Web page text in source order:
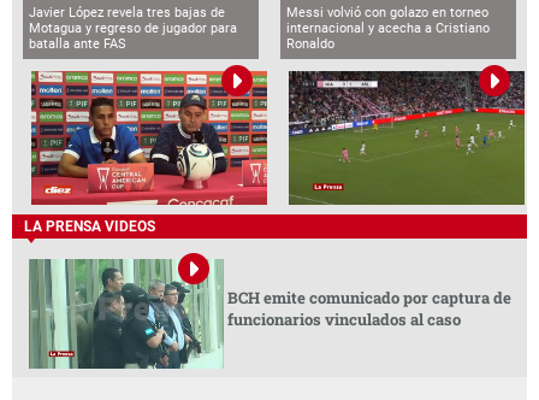
Javier López revela tres bajas de
Motagua y regreso de jugador para
batalla ante FAS
Messi volvió con golazo en torneo
internacional y acecha a Cristiano
Ronaldo
LA PRENSA VIDEOS
BCH emite comunicado por captura de
funcionarios vinculados al caso